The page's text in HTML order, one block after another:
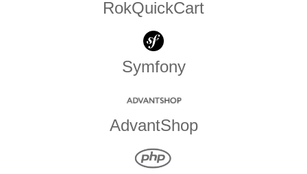
RokQuickCart
Symfony
AdvantShop